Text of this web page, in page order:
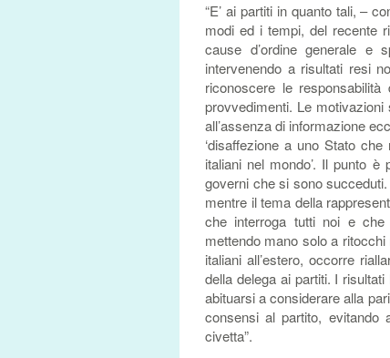
“E’ ai partiti in quanto tali, –
modi ed i tempi, del recente
cause d’ordine generale e
intervenendo a risultati resi
riconoscere le
provvedimenti. Le motivazioni
all’assenza di informazione
‘disaffezione a uno Stato
italiani nel mondo’. Il punto
governi che si sono
mentre il tema della
che interroga tutti noi e che
mettendo mano solo a
italiani all’estero, occorre
della delega ai partiti. I
abituarsi a considerare alla
consensi al partito,
civetta”.